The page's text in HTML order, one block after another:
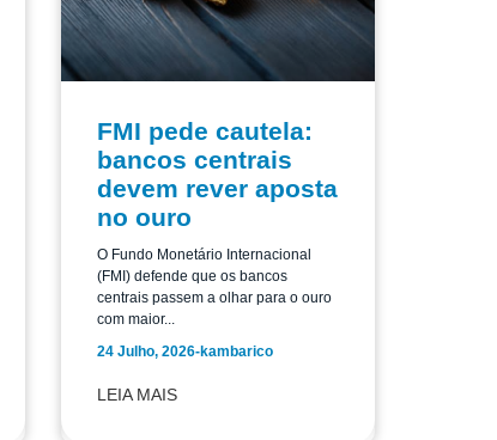
FMI pede cautela:
bancos centrais
devem rever aposta
no ouro
O Fundo Monetário Internacional
(FMI) defende que os bancos
centrais passem a olhar para o ouro
com maior...
24 Julho, 2026-kambarico
LEIA MAIS